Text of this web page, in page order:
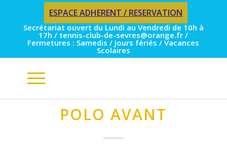
ESPACE ADHERENT / RESERVATION
Secrétariat ouvert du Lundi au Vendredi de 10h à
17h / tennis-club-de-sevres@orange.fr /
Fermetures : Samedis / Jours fériés / Vacances
Scolaires
POLO AVANT